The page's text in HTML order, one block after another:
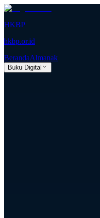
HKBP
hkbp.or.id
BerandaAlmanak
Buku Digital